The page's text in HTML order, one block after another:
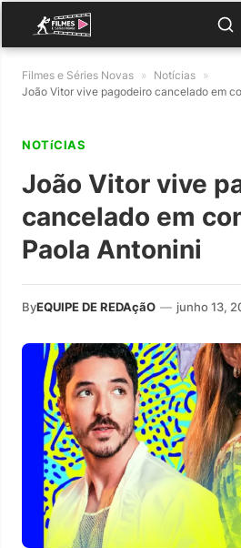
Filmes e Séries Novas » Notícias »
João Vitor vive pagodeiro cancelado em
NOTíCIAS
João Vitor vive
cancelado em
Paola Antonini
ByEQUIPE DE REDAçãO — junho 13,